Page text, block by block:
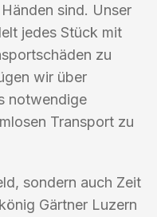
sind. Unser
jedes Stück mit
zu
wir über
notwendige
Transport zu
sondern auch Zeit
Gärtner Luzern